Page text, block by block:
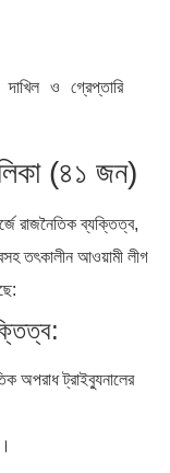
ও গ্রেপ্তারি
(৪১ জন)
রাজনৈতিক ব্যক্তিত্ব,
তৎকালীন আওয়ামী লীগ
অপরাধ ট্রাইব্যুনালের